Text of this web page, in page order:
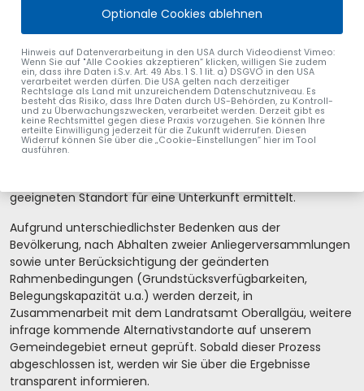
Im Sinne einer funktionierenden Solidargemeinschaft und
eines weiterhin vertrauensvollen Miteinanders im Landkreis
ist nun aber auch unser Engagement gefragt. Wir können
und wollen uns dieser gemeinschaftlichen Aufgabe nicht
verschließen.
Nach sorgfältiger Prüfung und Abwägung in
Zusammenarbeit mit den zuständigen Behörden hat der
Marktgemeinderat den Bereich des jetzigen Parkplatzes an
geeigneten Standort für eine Unterkunft ermittelt.
Aufgrund unterschiedlichster Bedenken aus der
Bevölkerung, nach Abhalten zweier Anliegerversammlungen
sowie unter Berücksichtigung der geänderten
Rahmenbedingungen (Grundstücksverfügbarkeiten,
Belegungskapazität u.a.) werden derzeit, in
Zusammenarbeit mit dem Landratsamt Oberallgäu, weitere
infrage kommende Alternativstandorte auf unserem
Gemeindegebiet erneut geprüft. Sobald dieser Prozess
abgeschlossen ist, werden wir Sie über die Ergebnisse
transparent informieren.
Optionale Cookies ablehnen
Hinweis auf Datenverarbeitung in den USA durch Videodienst Vimeo:
Wenn Sie auf "Alle Cookies akzeptieren“ klicken, willigen Sie zudem
ein, dass ihre Daten i.S.v. Art. 49 Abs. 1 S. 1 lit. a) DSGVO in den USA
verarbeitet werden dürfen. Die USA gelten nach derzeitiger
Rechtslage als Land mit unzureichendem Datenschutzniveau. Es
besteht das Risiko, dass Ihre Daten durch US-Behörden, zu Kontroll-
und zu Überwachungszwecken, verarbeitet werden. Derzeit gibt es
keine Rechtsmittel gegen diese Praxis vorzugehen. Sie können Ihre
erteilte Einwilligung jederzeit für die Zukunft widerrufen. Diesen
Widerruf können Sie über die „Cookie-Einstellungen“ hier im Tool
ausführen.